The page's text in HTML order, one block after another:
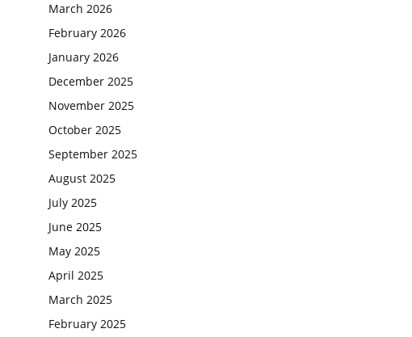
March 2026
February 2026
January 2026
December 2025
November 2025
October 2025
September 2025
August 2025
July 2025
June 2025
May 2025
April 2025
March 2025
February 2025